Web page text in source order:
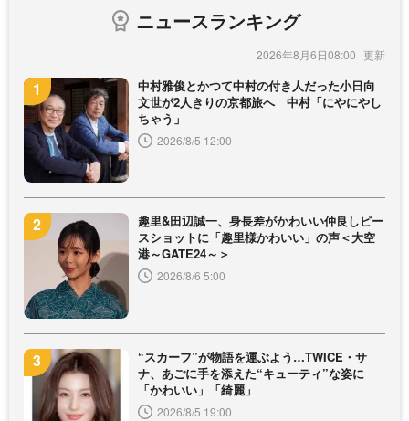
ニュースランキング
2026年8月6日08:00
中村雅俊とかつて中村の付き人だった小日向
文世が2人きりの京都旅へ 中村「にやにやし
ちゃう」
2026/8/5 12:00
趣里&田辺誠一、身長差がかわいい仲良しピー
スショットに「趣里様かわいい」の声＜大空
港～GATE24～＞
2026/8/6 5:00
“スカーフ”が物語を運ぶよう…TWICE・サ
ナ、あごに手を添えた“キューティ”な姿に
「かわいい」「綺麗」
2026/8/5 19:00